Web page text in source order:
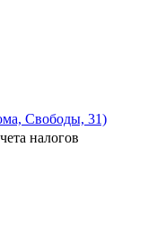
Свободы, 31)
налогов